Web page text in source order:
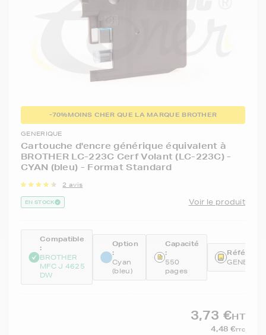
-70%MOINS CHER QUE LA MARQUE BROTHER
GENERIQUE
Cartouche d'encre générique équivalent à
BROTHER LC-223C Cerf Volant (LC-223C) -
CYAN (bleu) - Format Standard
2 avis
EN STOCK Voir le produit
Compatible
:
BROTHER
MFC J 4625
DW
Option
:
Cyan
(bleu)
Capacité
:
550
pages
3,73 €HT
4,48 €TTC